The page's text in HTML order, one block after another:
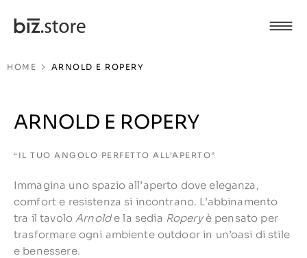
HOME ARNOLD E ROPERY
ARNOLD E ROPERY
“IL TUO ANGOLO PERFETTO ALL’APERTO”
Immagina uno spazio all’aperto dove eleganza,
comfort e resistenza si incontrano. L’abbinamento
tra il tavoloArnolde la sedia Roperyè pensato per
trasformare ogni ambiente outdoor in un’oasi di stile
e benessere.